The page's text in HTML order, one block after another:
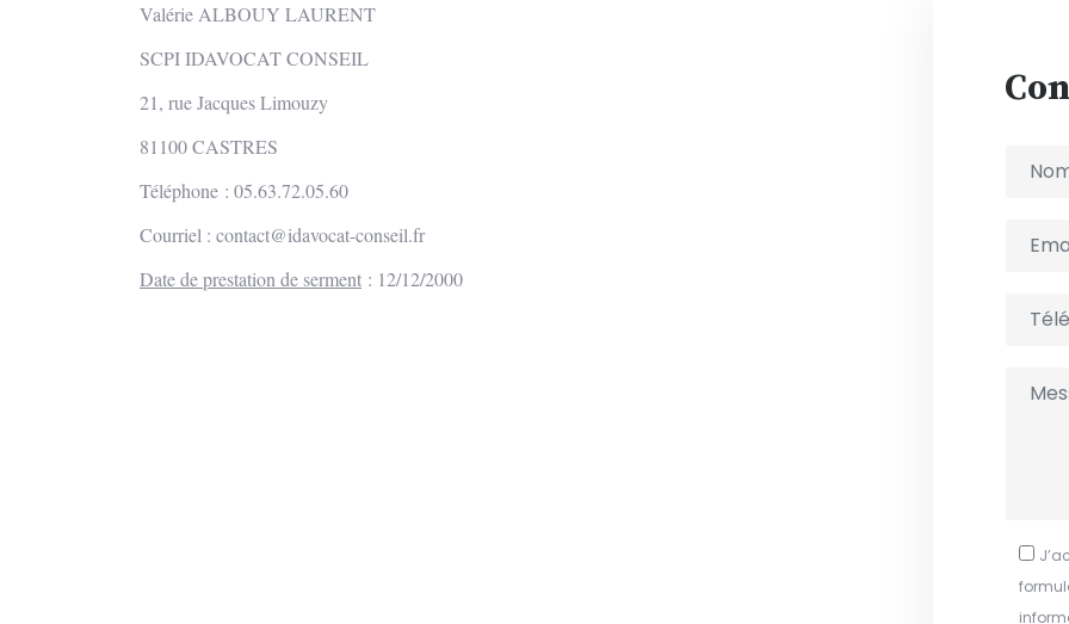
Valérie ALBOUY LAURENT
SCPI IDAVOCAT CONSEIL
21, rue Jacques Limouzy
81100 CASTRES
Téléphone : 05.63.72.05.60
Courriel : contact@idavocat-conseil.fr
Date de prestation de serment : 12/12/2000